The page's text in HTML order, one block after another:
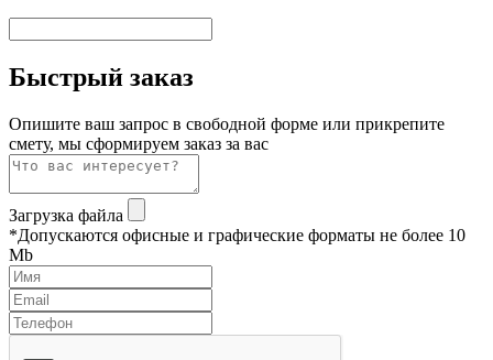
Быстрый заказ
Опишите ваш запрос в свободной форме или прикрепите
смету, мы сформируем заказ за вас
Загрузка файла
*Допускаются офисные и графические форматы не более 10
Mb